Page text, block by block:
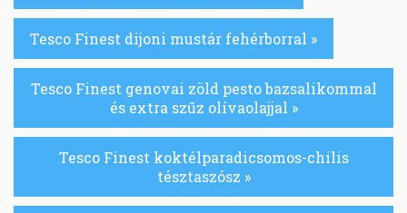
Tesco Finest dijoni mustár fehérborral »
Tesco Finest genovai zöld pesto bazsalikommal
és extra szűz olívaolajjal »
Tesco Finest koktélparadicsomos-chilis
tésztaszósz »